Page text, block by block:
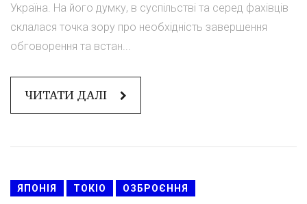
Україна. На його думку, в суспільстві та серед фахівців
склалася точка зору про необхідність завершення
обговорення та встан...
ЧИТАТИ ДАЛІ
ЯПОНІЯ ТОКІО ОЗБРОЄННЯ